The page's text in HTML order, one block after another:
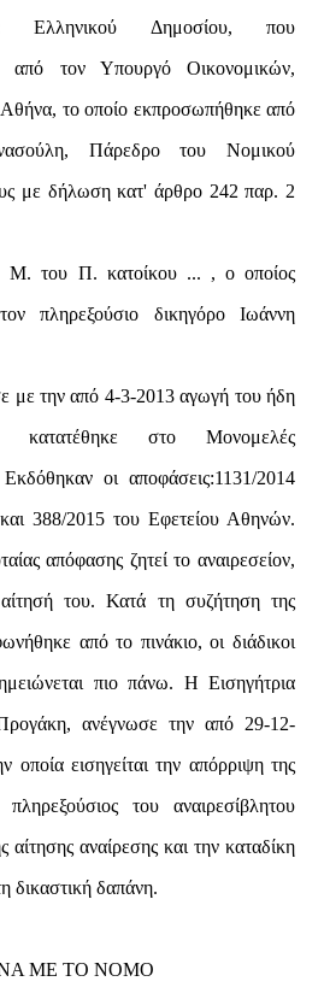
Ελληνικού Δημοσίου, που
από τον Υπουργό Οικονομικών,
Αθήνα, το οποίο εκπροσωπήθηκε από
Πάρεδρο του Νομικού
με δήλωση κατ' άρθρο 242 παρ. 2
Μ. του Π. κατοίκου ... , ο οποίος
πληρεξούσιο δικηγόρο Ιωάννη
με την από 4-3-2013 αγωγή του ήδη
κατατέθηκε στο Μονομελές
οι αποφάσεις:1131/2014
και 388/2015 του Εφετείου Αθηνών.
απόφασης ζητεί το αναιρεσείον,
του. Κατά τη συζήτηση της
από το πινάκιο, οι διάδικοι
πιο πάνω. Η Εισηγήτρια
ανέγνωσε την από 29-12-
οποία εισηγείται την απόρριψη της
του αναιρεσίβλητου
αίτησης αναίρεσης και την καταδίκη
δικαστική δαπάνη.
ΜΕ ΤΟ ΝΟΜΟ